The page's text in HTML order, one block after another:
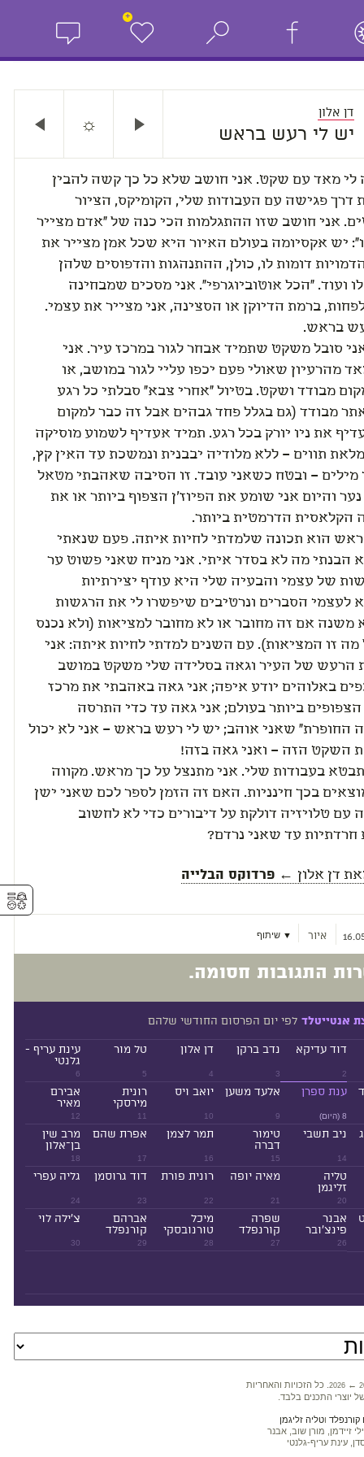
+
דן אלון
יש לי רעש בראש ☼
מאד עם שקט. אני חושב שלא כל כך קשה להבין
דרך פגישה עם העבודות שלי, הקומיקס, הציור
אני חושב שזו ההתגלמות הכי כנה של "אדם מצייר
יש אקסיומה בעולם האיור היא שכל אמן מצייר את
דומות לו, כולן, ההתנהגות והדפוסים שלהן
ועוד. "הכל אוטוביוגרפי". אני מסכים שמבחינה
ברמת הדיוקן או הסצינה, אני מצייר את עצמי.
בראש.
סובל משקט שתמיד אבחר לגור במרכז עיר. אני
מהרעיון שאולי פעם יכפו עליי לגור במושב, או
מבודד ושקט. בטיול "אחרי צבא" סבלתי כל רגע
מבודד (גם בגלל פחד גבהים אבל זה כבר למקום
את ניו יורק בכל רגע. תמיד אעדיף לשמוע מוסיקה
תווים – ללא מלודיה יבבנית ונמשכת עד האין קץ,
מילים – ובטח כשאני עובד. זו הסיבה שאהבתי מטאל
והיום אני שומע את הפיוז'ן הצפוף ביותר או את
הקלאסית הדרמטית ביותר.
הוא תכונה שלמדתי לחיות איתה. פעם שנאתי
הבנתי מה לא בסדר איתי. אני מניח שאני פשוט ער
של עצמי והבעיה שלי היא עודף יצירתיות
לעצמי הסברים ונרטיבים שיפשרו לי את הרגשות
משנה אם זה מחובר או לא מחובר למציאות (ולא נכנס
מה זו המציאות). עם השנים למדתי לחיות איתה: אני
הרעש של העיר וגאה בסלידה שלי משקט במושב
באלוהים יודע איפה; אני גאה באהבתי את מרכז
ביותר בעולם; אני גאה עד כדי התרסה
החופרת" שאני אוהב; יש לי רעש בראש – אני לא יכול
השקט הזה – ואני גאה בזה!
בעבודות שלי. אני מתנצל על כך מראש. מקווה
בכך חינניות. האם זה הזמן לספר לכם שאני ישן
עם טלויזיה דולקת על דיבורים כדי לא לחשוב
עד שאני נרדם?
דן אלון ← פרדוקס הבלייה
איור ▼ שיתוף
התגובות חסומה.
אנטייטלד לפי יום הפרסום החודשי שלהם
2
דוד עדיקא
3
נדב ברקן
4
דן אלון
5
טל מור
6
עינת עריף -
גלנטי
8 (היום)
ענת ספרן
9
אלעד משען
10
יואב ויס
11
רונית
מירסקי
12
אבירם
מאיר
14
ניב תשבי
15
טימור
דברה
16
תמר לצמן
17
אפרת שהם
18
מרב שין
בן־אלון
20
טליה
זליגמן
21
מאיה יופה
22
רונית פורת
23
דוד גרוסמן
24
גליה עפרי
26
אבנר
פינצ'ובר
27
שפרה
קורנפלד
28
מיכל
טורנובסקי
29
אברהם
קורנפלד
30
צ'ילה לוי
2026 ←
. כל הזכויות והאחריות
יוצרי התכנים בלבד.
וטליה זליגמן
זיידמן, מורן שוב, אבנר
עינת עריף-גלנטי
⚥︎